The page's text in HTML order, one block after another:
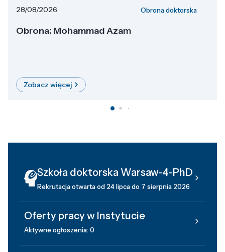
28/08/2026 Obrona doktorska
Obrona: Mohammad Azam
Zobacz więcej
Szkoła doktorska Warsaw-4-PhD
Rekrutacja otwarta od 24 lipca do 7 sierpnia 2026
Oferty pracy w Instytucie
Aktywne ogłoszenia: 0